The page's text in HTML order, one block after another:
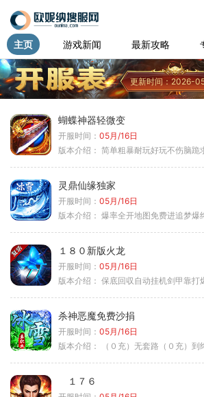
主页 游戏新闻 最新攻略
更新时间：2026-
蝴蝶神器轻微变
开服时间： 05月/16日
版本介绍： 简单粗暴耐玩好玩不伤脑跪
灵鼎仙缘独家
开服时间： 05月/16日
版本介绍： 爆率全开地图免费进追梦爆
１８０新版火龙
开服时间： 05月/16日
版本介绍： 保底回収自动挂机剑甲靠打
杀神恶魔免费沙捐
开服时间： 05月/16日
版本介绍：
（０充）无套路（０充）到终极
１７６